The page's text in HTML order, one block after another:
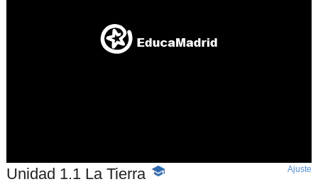
Unidad 1.1 La Tierra -
Ajuste